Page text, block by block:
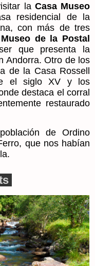
la Casa Museo
residencial de la
con más de tres
Museo de la Postal
que presenta la
Andorra. Otro de los
de la Casa Rossell
el siglo XV y los
destaca el corral
restaurado
de Ordino
que nos habían